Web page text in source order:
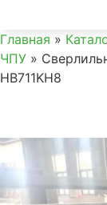
Главная »
ЧПУ »
HB711KH8